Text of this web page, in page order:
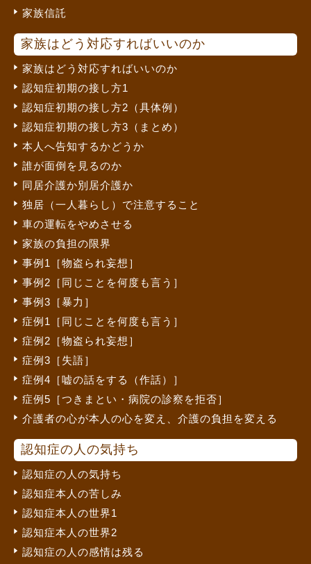
家族信託
家族はどう対応すればいいのか
家族はどう対応すればいいのか
認知症初期の接し方1
認知症初期の接し方2（具体例）
認知症初期の接し方3（まとめ）
本人へ告知するかどうか
誰が面倒を見るのか
同居介護か別居介護か
独居（一人暮らし）で注意すること
車の運転をやめさせる
家族の負担の限界
事例1［物盗られ妄想］
事例2［同じことを何度も言う］
事例3［暴力］
症例1［同じことを何度も言う］
症例2［物盗られ妄想］
症例3［失語］
症例4［嘘の話をする（作話）］
症例5［つきまとい・病院の診察を拒否］
介護者の心が本人の心を変え、介護の負担を変える
認知症の人の気持ち
認知症の人の気持ち
認知症本人の苦しみ
認知症本人の世界1
認知症本人の世界2
認知症の人の感情は残る